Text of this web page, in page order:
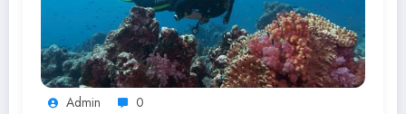
Admin 0